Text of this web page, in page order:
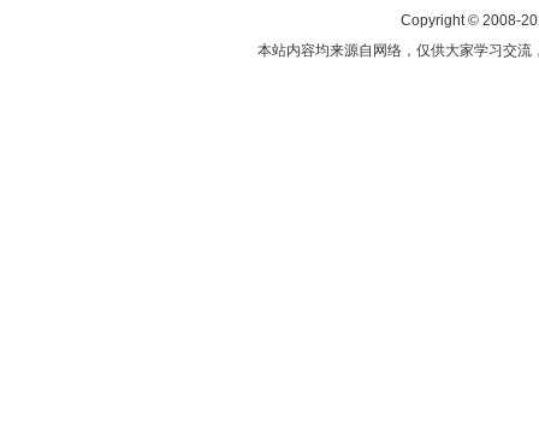
Copyright © 2008-
本站内容均来源自网络，仅供大家学习交